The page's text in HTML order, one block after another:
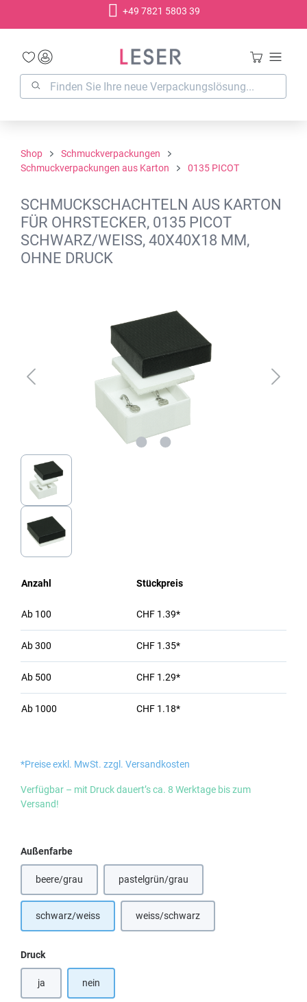
+49 7821 5803 39
Shop
Schmuckverpackungen
Schmuckverpackungen aus Karton
0135 PICOT
SCHMUCKSCHACHTELN AUS KARTON
FÜR OHRSTECKER, 0135 PICOT
SCHWARZ/WEISS, 40X40X18 MM,
OHNE DRUCK
Anzahl Stückpreis
Ab 100 CHF 1.39*
Ab300 CHF 1.35*
Ab 500 CHF 1.29*
Ab 1000 CHF 1.18*
*Preise exkl. MwSt. zzgl. Versandkosten
Verfügbar – mit Druck dauert’s ca. 8 Werktage bis zum
Versand!
Außenfarbeauswählen
beere/grau(Diese Option ist zurzeit nicht verfügbar.)
pastelgrün/grau(Diese Option ist zurzeit nicht verfügbar.)
schwarz/weiss weiss/schwarz(Diese Option ist zurzeit nicht
Druckauswählen
ja nein